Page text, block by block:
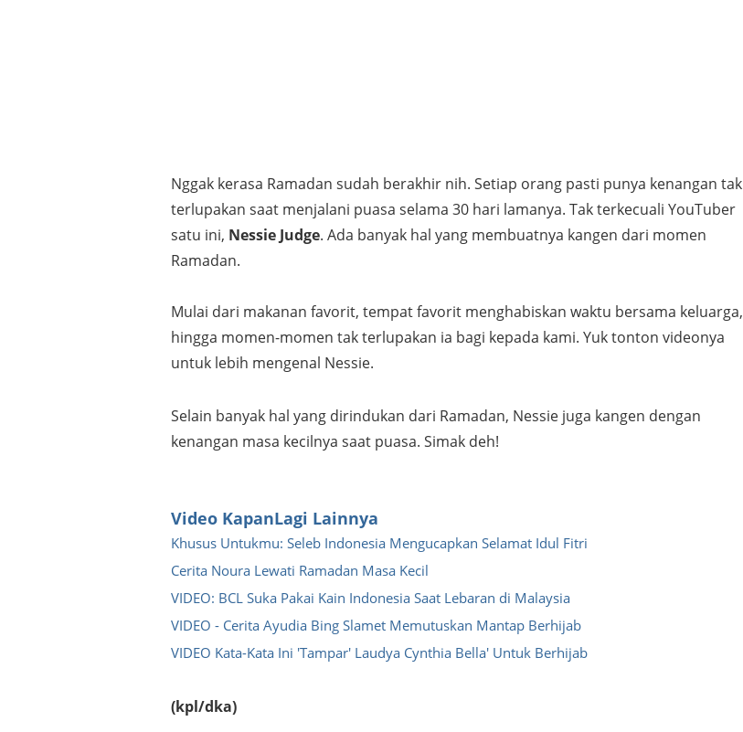
Nggak kerasa Ramadan sudah berakhir nih. Setiap orang pasti punya kenangan tak
terlupakan saat menjalani puasa selama 30 hari lamanya. Tak terkecuali YouTuber
satu ini, Nessie Judge. Ada banyak hal yang membuatnya kangen dari momen
Ramadan.
Mulai dari makanan favorit, tempat favorit menghabiskan waktu bersama keluarga,
hingga momen-momen tak terlupakan ia bagi kepada kami. Yuk tonton videonya
untuk lebih mengenal Nessie.
Selain banyak hal yang dirindukan dari Ramadan, Nessie juga kangen dengan
kenangan masa kecilnya saat puasa. Simak deh!
Video KapanLagi Lainnya
Khusus Untukmu: Seleb Indonesia Mengucapkan Selamat Idul Fitri
Cerita Noura Lewati Ramadan Masa Kecil
VIDEO: BCL Suka Pakai Kain Indonesia Saat Lebaran di Malaysia
VIDEO - Cerita Ayudia Bing Slamet Memutuskan Mantap Berhijab
VIDEO Kata-Kata Ini 'Tampar' Laudya Cynthia Bella' Untuk Berhijab
(kpl/dka)